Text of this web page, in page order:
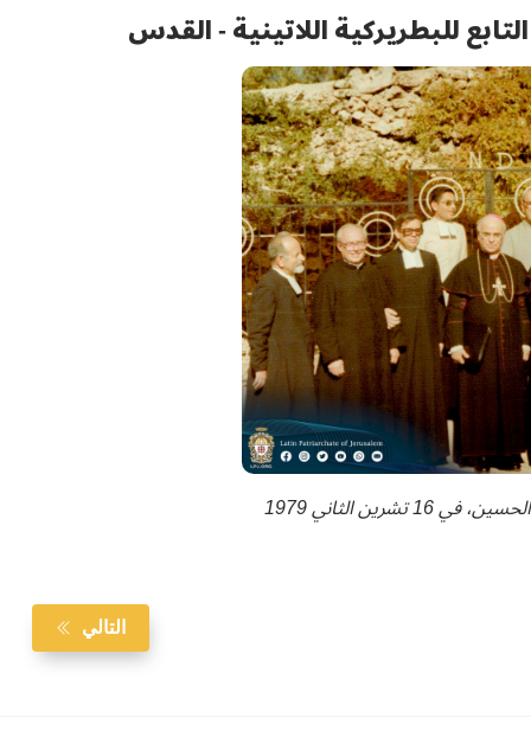
للبطريركية اللاتينية - القدس
الثاني 1979
التالي